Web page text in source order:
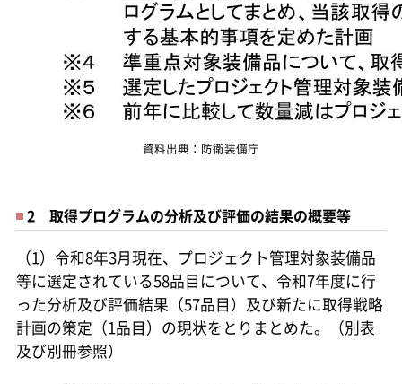
資料出典：防衛装備庁
2 取得プログラムの分析及び評価の結果の概要等
（1）令和8年3月現在、プロジェクト管理対象装備品
等に選定されている58品目について、令和7年度に行
った分析及び評価結果（57品目）及び新たに取得戦略
計画の策定（1品目）の現状をとりまとめた。（別表
及び別冊参照）